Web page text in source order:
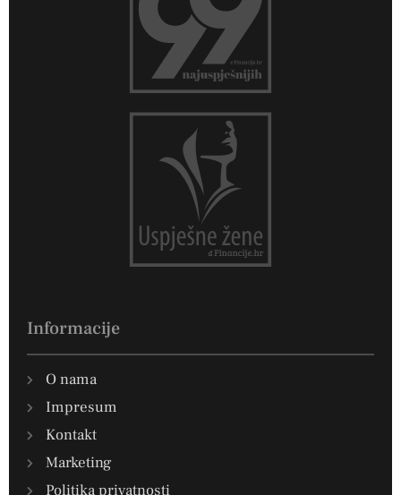
Informacije
O nama
Impresum
Kontakt
Marketing
Politika privatnosti